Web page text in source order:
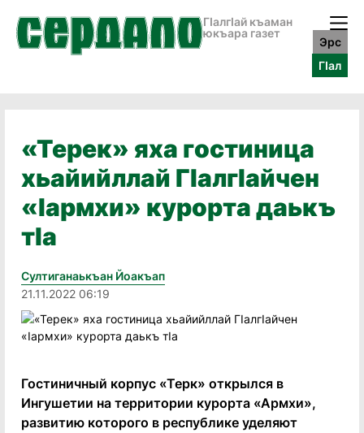
ГӀалгӀай къаман
юкъара газет
Эрс
ГӀал
«Терек» яха гостиница
хьайийллай ГIалгIайчен
«Iармхи» курорта даькъ
тIа
Султиганаькъан Йоакъап
21.11.2022 06:19
Гостиничный корпус «Терк» открылся в
Ингушетии на территории курорта «Армхи»,
развитию которого в республике уделяют